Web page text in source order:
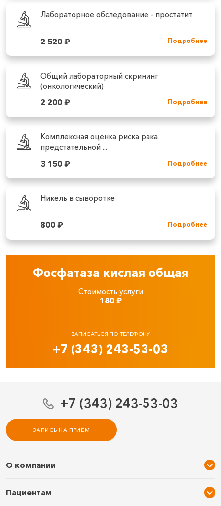
Лабораторное обследование - простатит
2 520₽ Подробнее
Общий лабораторный скрининг
(онкологический)
2 200₽ Подробнее
Комплексная оценка риска рака
предстательной ...
3 150₽ Подробнее
Никель в сыворотке
800₽ Подробнее
Фосфатаза кислая общая
Стоимость услуги
180₽
ЗАПИСАТЬСЯ ПО ТЕЛЕФОНУ
+7 (343) 243-53-03
+7 (343) 243-53-03
ЗАПИСЬ НА ПРИЁМ
О компании
Услуги и цены
Пациентам